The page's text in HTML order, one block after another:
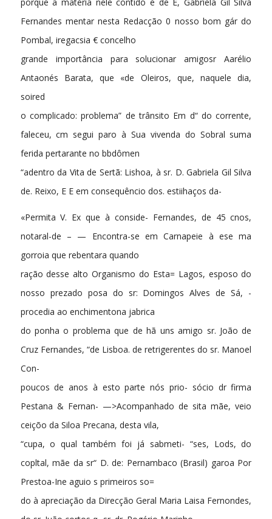
Fernandes mentar nesta Redacção 0 nosso bom gár do
Pombal, iregacsia € concelho
grande importância para solucionar amigosr Aarélio
Antaonés Barata, que «de Oleiros, que, naquele dia,
soired
o complicado: problema” de trânsito Em d“ do corrente,
faleceu, cm segui paro à Sua vivenda do Sobral suma
ferida pertarante no bbdômen
“adentro da Vita de Sertã: Lishoa, à sr. D. Gabriela Gil Silva
de. Reixo, E E em consequêncio dos. estiihaços da-
«Permita V. Ex que à conside- Fernandes, de 45 cnos,
notaral-de – — Encontra-se em Carnapeie à ese ma
gorroia que rebentara quando
ração desse alto Organismo do Esta= Lagos, esposo do
nosso prezado posa do sr: Domingos Alves de Sá, -
procedia ao enchimentona jabrica
do ponha o problema que de hã uns amigo sr. João de
Cruz Fernandes, “de Lisboa. de retrigerentes do sr. Manoel
Con-
poucos de anos à esto parte nós prio- sócio dr firma
Pestana & Fernan- —>Acompanhado de sita mãe, veio
ceiçõo da Siloa Precana, desta vila,
“cupa, o qual também foi já sabmeti- “ses, Lods, do
copltal, mãe da sr“ D. de: Pernambaco (Brasil) garoa Por
Prestoa-Ine aguio s primeiros so=
do à apreciação da Direcção Geral Maria Laisa Fernondes,